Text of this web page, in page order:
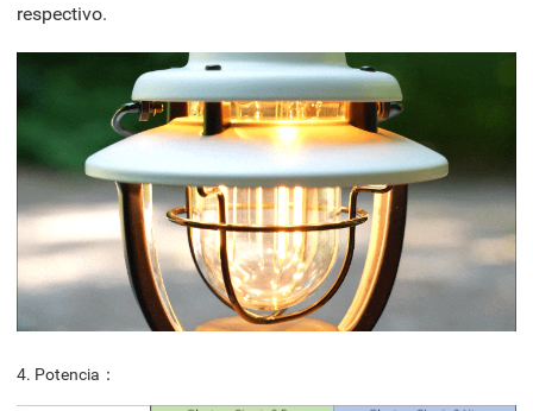
respectivo.
4. Potencia：